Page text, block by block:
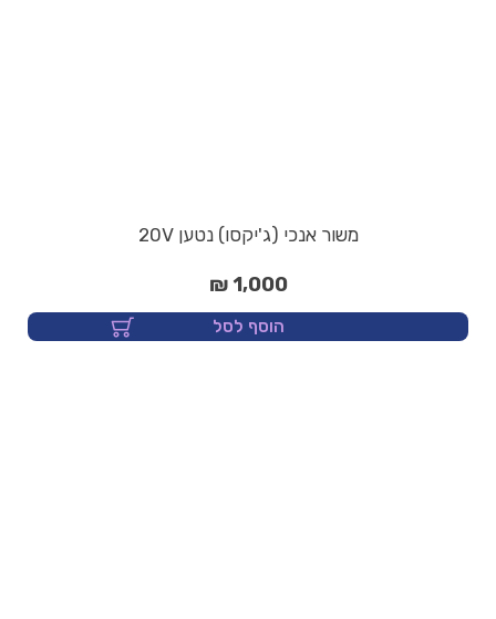
משור אנכי (ג'יקסו) נטען 20V
1,000 ₪
הוסף לסל